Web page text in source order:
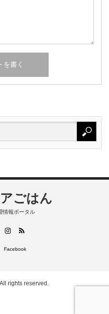
ごはん
情報ポータル
FacebookInstagram
Facebook
All rights reserved.